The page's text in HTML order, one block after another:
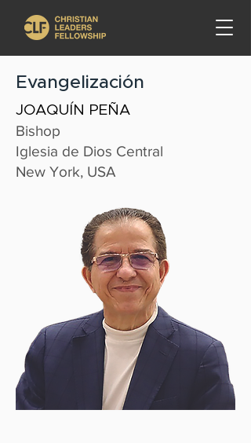
Evangelización
JOAQUÍN PEÑA
Bishop
Iglesia de Dios Central
New York, USA